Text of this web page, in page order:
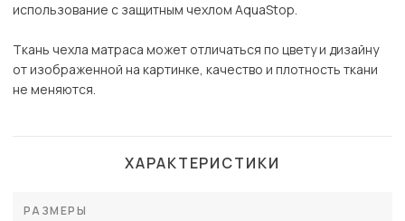
использование с защитным чехлом AquaStop.
Ткань чехла матраса может отличаться по цвету и дизайну
от изображенной на картинке, качество и плотность ткани
не меняются.
ХАРАКТЕРИСТИКИ
РАЗМЕРЫ